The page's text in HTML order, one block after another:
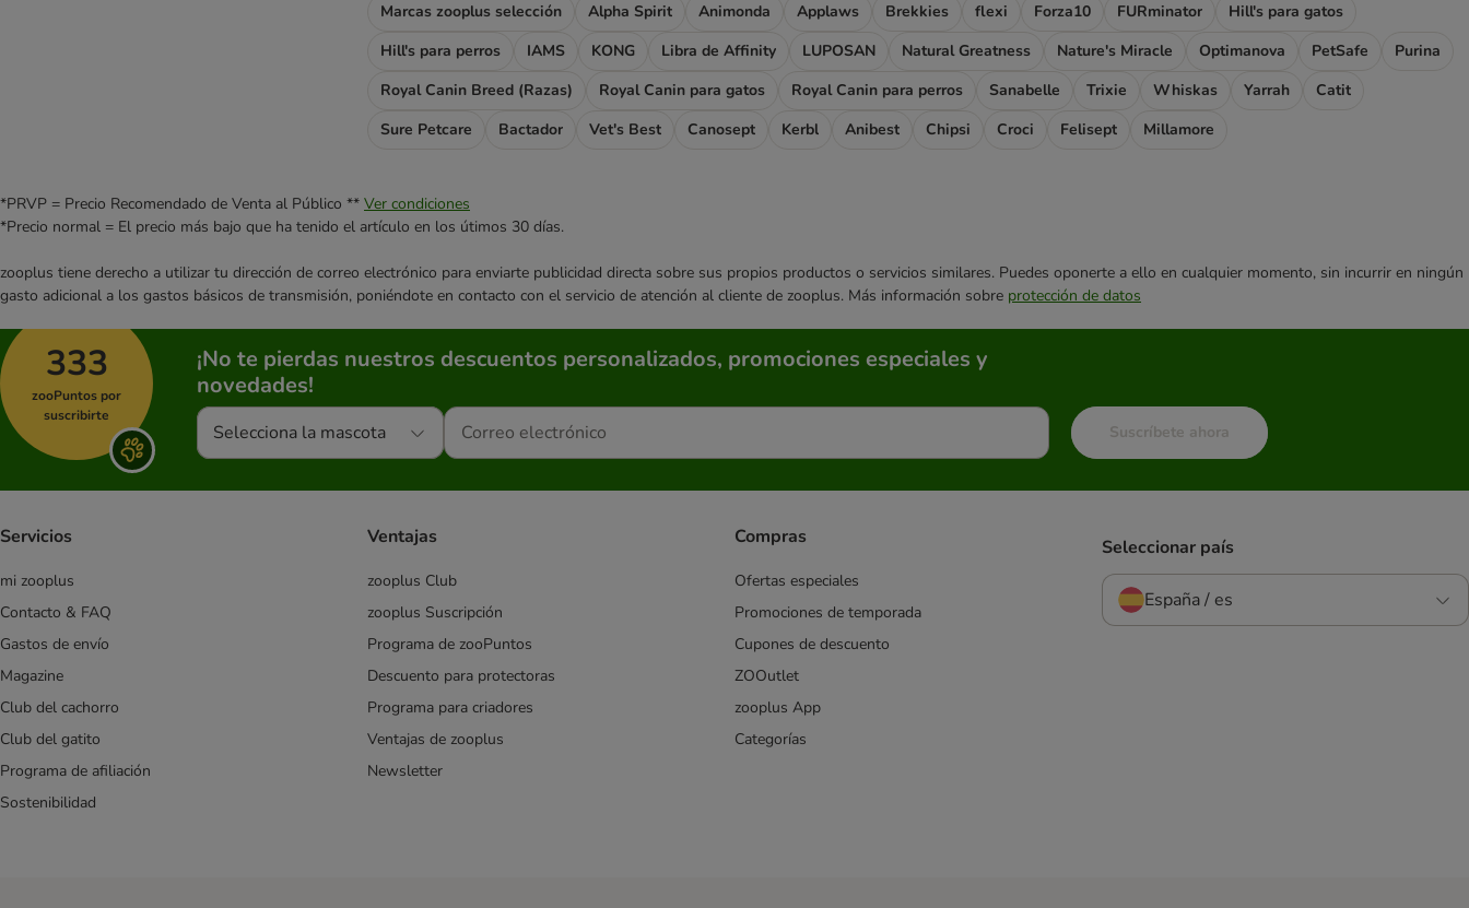
Marcas zooplus selección Alpha Spirit Animonda Applaws Brekkies flexi Forza10 FURminator
Hill's para gatos
Hill's para perros
IAMS KONG Libra de Affinity LUPOSAN Natural Greatness Nature's Miracle Optimanova PetSafe
Purina
Royal Canin Breed (Razas)
Royal Canin para gatos Royal Canin para perros Sanabelle Trixie Whiskas Yarrah
Catit
Sure Petcare
Bactador Vet's Best Canosept Kerbl Anibest Chipsi Croci Felisept Millamore
*PRVP = Precio Recomendado de Venta al Público ** Ver condiciones
*Precio normal = El precio más bajo que ha tenido el artículo en los útimos 30 días.
zooplus tiene derecho a utilizar tu dirección de correo electrónico para enviarte publicidad directa sobre sus propios productos o servicios similares. Puedes oponerte a ello en cualquier momento, sin incurrir en ningún
gasto adicional a los gastos básicos de transmisión, poniéndote en contacto con el servicio de atención al cliente de zooplus. Más información sobre protección de datos
333
zooPuntos por
suscribirte
¡No te pierdas nuestros descuentos personalizados, promociones especiales y
novedades!
Selecciona la mascota Suscríbete ahora
Servicios
mi zooplus
Contacto & FAQ
Gastos de envío
Magazine
Club del cachorro
Club del gatito
Programa de afiliación
Sostenibilidad
Ventajas
zooplus Club
zooplus Suscripción
Programa de zooPuntos
Descuento para protectoras
Programa para criadores
Ventajas de zooplus
Newsletter
Compras
Ofertas especiales
Promociones de temporada
Cupones de descuento
ZOOutlet
zooplus App
Categorías
Seleccionar país
España / es